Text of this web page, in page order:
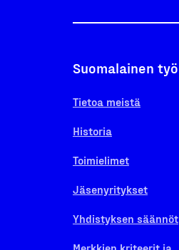
Suomalainen työ
Tietoa meistä
Historia
Toimielimet
Jäsenyritykset
Yhdistyksen säännöt